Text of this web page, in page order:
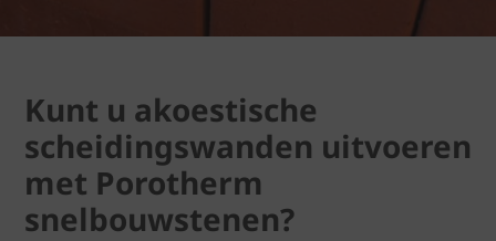
Kunt u akoestische
scheidingswanden uitvoeren
met Porotherm
snelbouwstenen?